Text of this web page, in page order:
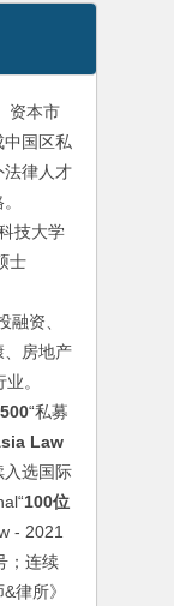
资本市
国区私
法律人才
技大学
士
资、
、房地产
。
“私募
Law
入选国际
100位
- 2021
；连续
律所》